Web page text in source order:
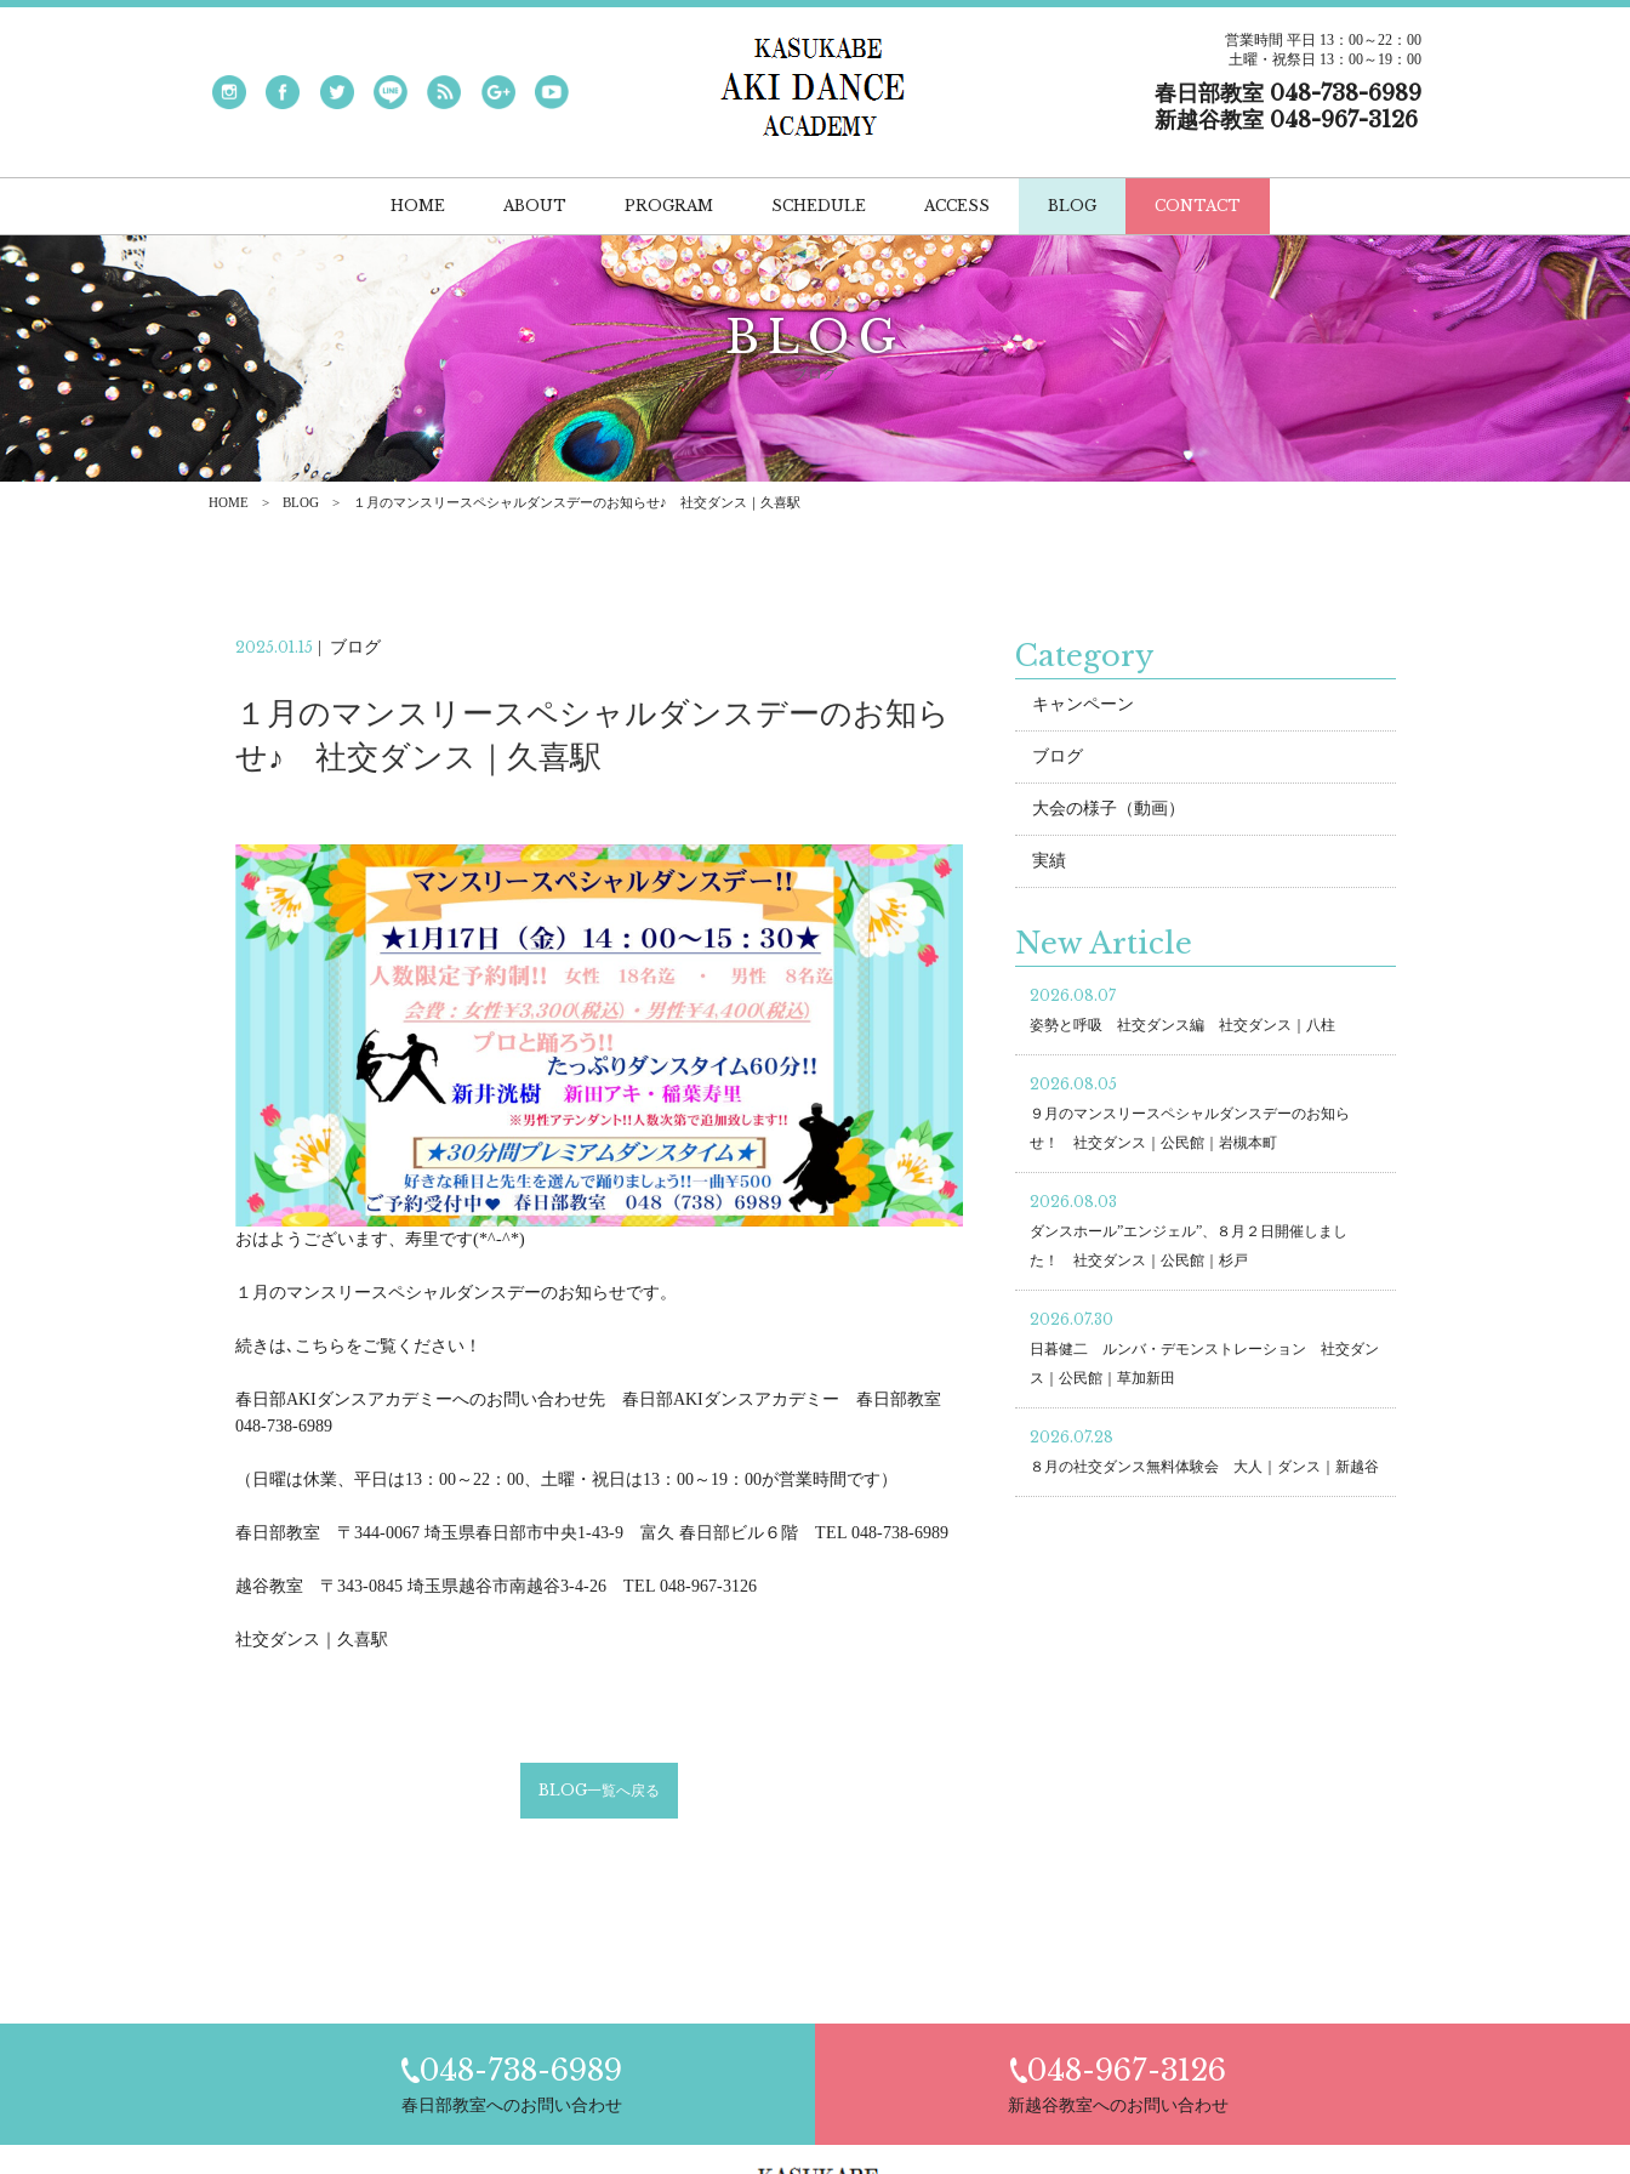
営業時間 平日 13：00～22：00
土曜・祝祭日 13：00～19：00
春日部教室 048-738-6989
新越谷教室 048-967-3126
HOME ABOUT PROGRAM SCHEDULE ACCESS BLOG CONTACT
BLOG
ブログ
HOME BLOG １月のマンスリースペシャルダンスデーのお知らせ♪ 社交ダンス｜久喜駅
2025.01.15 | ブログ
１月のマンスリースペシャルダンスデーのお知ら
せ♪ 社交ダンス｜久喜駅
おはようございます、寿里です(*^-^*)
１月のマンスリースペシャルダンスデーのお知らせです。
続きは､こちらをご覧ください！
春日部AKIダンスアカデミーへのお問い合わせ先 春日部AKIダンスアカデミー 春日部教室
048-738-6989
（日曜は休業、平日は13：00～22：00、土曜・祝日は13：00～19：00が営業時間です）
春日部教室 〒344-0067 埼玉県春日部市中央1-43-9 富久 春日部ビル６階 TEL 048-738-6989
越谷教室 〒343-0845 埼玉県越谷市南越谷3-4-26 TEL 048-967-3126
社交ダンス｜久喜駅
BLOG一覧へ戻る
Category
キャンペーン
ブログ
大会の様子（動画）
実績
New Article
2026.08.07
姿勢と呼吸 社交ダンス編 社交ダンス｜八柱
2026.08.05
９月のマンスリースペシャルダンスデーのお知ら
せ！ 社交ダンス｜公民館｜岩槻本町
2026.08.03
ダンスホール”エンジェル”、８月２日開催しまし
た！ 社交ダンス｜公民館｜杉戸
2026.07.30
日暮健二 ルンバ・デモンストレーション 社交ダン
ス｜公民館｜草加新田
2026.07.28
８月の社交ダンス無料体験会 大人｜ダンス｜新越谷
048-738-6989
春日部教室へのお問い合わせ
048-967-3126
新越谷教室へのお問い合わせ